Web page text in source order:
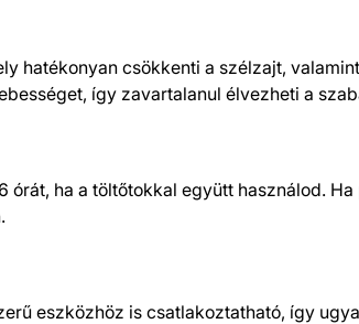
hatékonyan csökkenti a szélzajt,
így zavartalanul élvezheti a
ha a töltőtokkal együtt használod.
eszközhöz is csatlakoztatható, így